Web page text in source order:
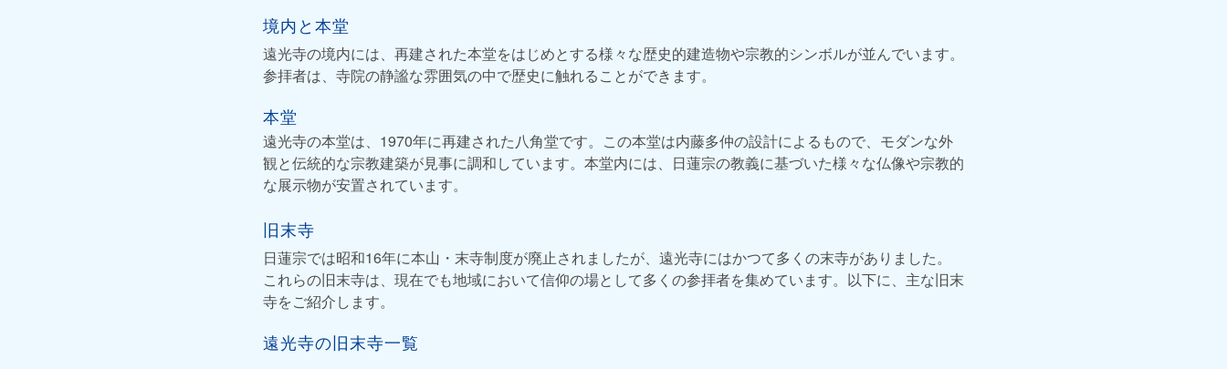
境内と本堂
遠光寺の境内には、再建された本堂をはじめとする様々な歴史的建造物や宗教的シンボルが並んでいます。
参拝者は、寺院の静謐な雰囲気の中で歴史に触れることができます。
本堂
遠光寺の本堂は、1970年に再建された八角堂です。この本堂は内藤多仲の設計によるもので、モダンな外
観と伝統的な宗教建築が見事に調和しています。本堂内には、日蓮宗の教義に基づいた様々な仏像や宗教的
な展示物が安置されています。
旧末寺
日蓮宗では昭和16年に本山・末寺制度が廃止されましたが、遠光寺にはかつて多くの末寺がありました。
これらの旧末寺は、現在でも地域において信仰の場として多くの参拝者を集めています。以下に、主な旧末
寺をご紹介します。
遠光寺の旧末寺一覧